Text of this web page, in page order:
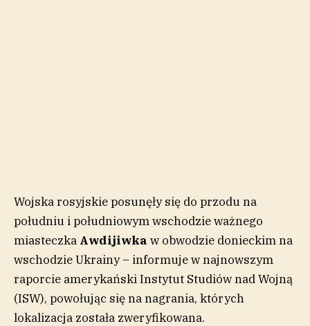
Wojska rosyjskie posunęły się do przodu na
południu i południowym wschodzie ważnego
miasteczka Awdijiwka w obwodzie donieckim na
wschodzie Ukrainy – informuje w najnowszym
raporcie amerykański Instytut Studiów nad Wojną
(ISW), powołując się na nagrania, których
lokalizacja została zweryfikowana.